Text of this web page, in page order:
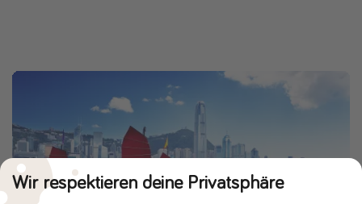
Wir respektieren deine Privatsphäre